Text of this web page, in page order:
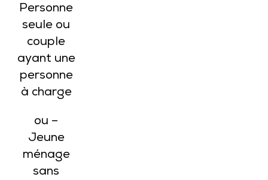
Personne
seule ou
couple
ayant une
personne
à charge
ou –
Jeune
ménage
sans